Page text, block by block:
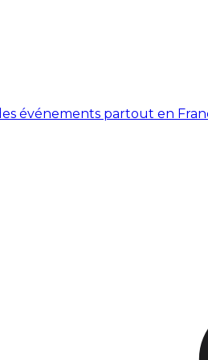
événements partout en